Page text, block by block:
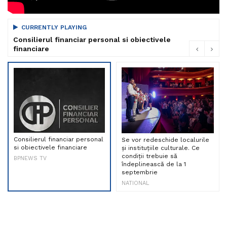
CURRENTLY PLAYING
Consilierul financiar personal si obiectivele
financiare
Consilierul financiar personal
si obiectivele financiare
BPNEWS TV
Se vor redeschide localurile
și instituțiile culturale. Ce
condiții trebuie să
îndeplinească de la 1
septembrie
NATIONAL